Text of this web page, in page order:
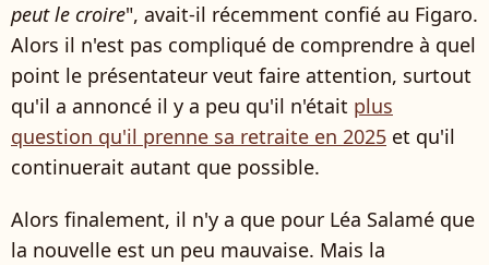
peut le croire", avait-il récemment confié au Figaro.
Alors il n'est pas compliqué de comprendre à quel
point le présentateur veut faire attention, surtout
qu'il a annoncé il y a peu qu'il n'était plus
question qu'il prenne sa retraite en 2025 et qu'il
continuerait autant que possible.
Alors finalement, il n'y a que pour Léa Salamé que
la nouvelle est un peu mauvaise. Mais la